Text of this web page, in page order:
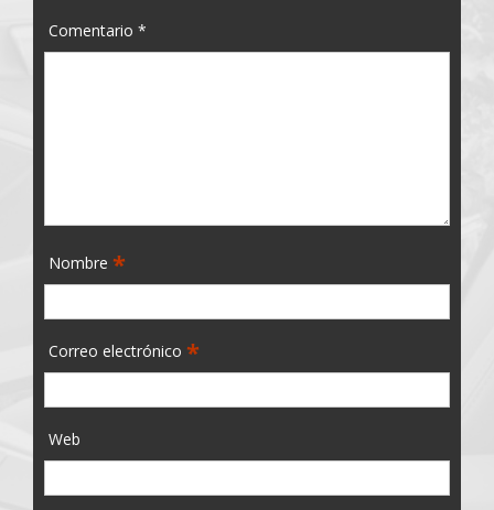
Comentario *
Nombre *
Correo electrónico *
Web